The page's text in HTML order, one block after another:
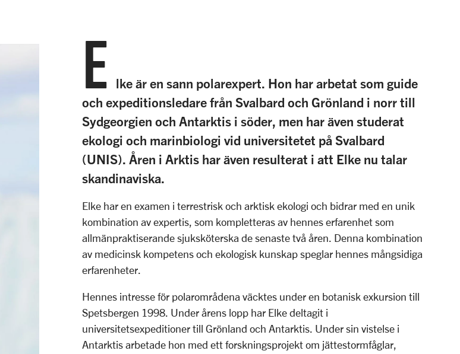
E
lke är en sann polarexpert. Hon har arbetat som guide
och expeditionsledare från Svalbard och Grönland i norr till
Sydgeorgien och Antarktis i söder, men har även studerat
ekologi och marinbiologi vid universitetet på Svalbard
(UNIS). Åren i Arktis har även resulterat i att Elke nu talar
skandinaviska.
Elke har en examen i terrestrisk och arktisk ekologi och bidrar med en unik
kombination av expertis, som kompletteras av hennes erfarenhet som
allmänpraktiserande sjuksköterska de senaste två åren. Denna kombination
av medicinsk kompetens och ekologisk kunskap speglar hennes mångsidiga
erfarenheter.
Hennes intresse för polarområdena väcktes under en botanisk exkursion till
Spetsbergen 1998. Under årens lopp har Elke deltagit i
universitetsexpeditioner till Grönland och Antarktis. Under sin vistelse i
Antarktis arbetade hon med ett forskningsprojekt om jättestormfåglar,